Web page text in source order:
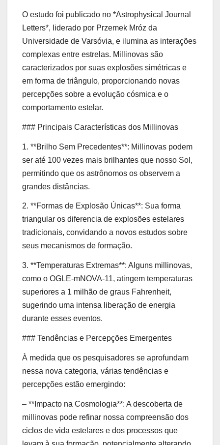
O estudo foi publicado no *Astrophysical Journal
Letters*, liderado por Przemek Mróz da
Universidade de Varsóvia, e ilumina as interações
complexas entre estrelas. Millinovas são
caracterizados por suas explosões simétricas e
em forma de triângulo, proporcionando novas
percepções sobre a evolução cósmica e o
comportamento estelar.
### Principais Características dos Millinovas
1. **Brilho Sem Precedentes**: Millinovas podem
ser até 100 vezes mais brilhantes que nosso Sol,
permitindo que os astrônomos os observem a
grandes distâncias.
2. **Formas de Explosão Únicas**: Sua forma
triangular os diferencia de explosões estelares
tradicionais, convidando a novos estudos sobre
seus mecanismos de formação.
3. **Temperaturas Extremas**: Alguns millinovas,
como o OGLE-mNOVA-11, atingem temperaturas
superiores a 1 milhão de graus Fahrenheit,
sugerindo uma intensa liberação de energia
durante esses eventos.
### Tendências e Percepções Emergentes
À medida que os pesquisadores se aprofundam
nessa nova categoria, várias tendências e
percepções estão emergindo:
– **Impacto na Cosmologia**: A descoberta de
millinovas pode refinar nossa compreensão dos
ciclos de vida estelares e dos processos que